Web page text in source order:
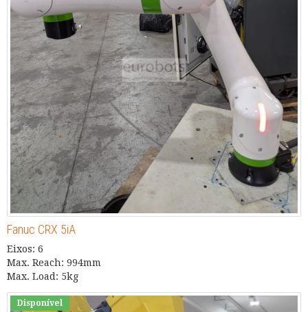
Fanuc CRX 5iA
Eixos: 6
Max. Reach: 994mm
Max. Load: 5kg
Disponível